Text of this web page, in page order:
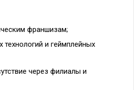
франшизам;
технологий и геймплейных
через филиалы и